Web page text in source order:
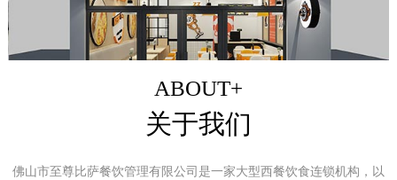
ABOUT+
关于我们
佛山市至尊比萨餐饮管理有限公司是一家大型西餐饮食连锁机构，以